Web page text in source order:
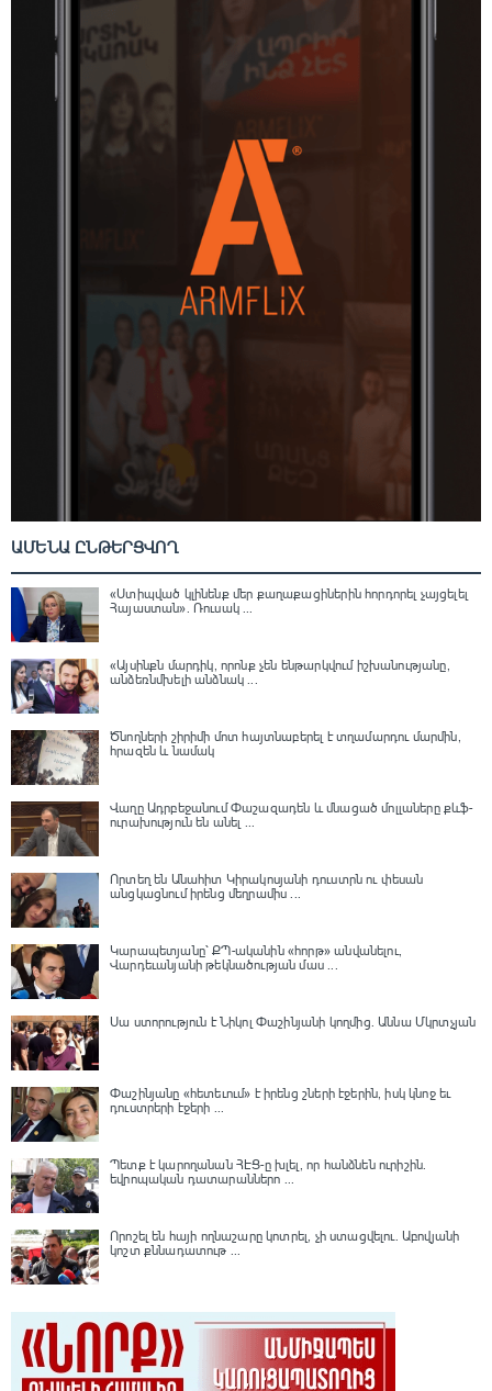
ԱՄԵՆԱ ԸՆԹԵՐՑՎՈՂ
«Ստիպված կլինենք մեր քաղաքացիներին հորդորել չայցելել
Հայաստան»․ Ռուսակ ...
«Այսինքն մարդիկ, որոնք չեն ենթարկվում իշխանությանը,
անձեռնմխելի անձնակ ...
Ծնողների շիրիմի մոտ հայտնաբերել է տղամարդու մարմին,
հրազեն և նամակ
Վաղը Ադրբեջանում Փաշազադեն և մնացած մոլլաները քևֆ-
ուրախություն են անել ...
Որտեղ են Անահիտ Կիրակոսյանի դուստրն ու փեսան
անցկացնում իրենց մեղրամիս ...
Կարապետյանը՝ ՔՊ-ականին «հորթ» անվանելու,
Վարդեւանյանի թեկնածության մաս ...
Սա ստորություն է Նիկոլ Փաշինյանի կողմից․ Աննա Մկրտչյան
Փաշինյանը «հետեւում» է իրենց շների էջերին, իսկ կնոջ եւ
դուստրերի էջերի ...
Պետք է կարողանան ՀԷՑ-ը խլել, որ հանձնեն ուրիշին.
եվրոպական դատարաններո ...
Որոշել են հայի ողնաշարը կոտրել, չի ստացվելու․ Աբովյանի
կոշտ քննադատութ ...